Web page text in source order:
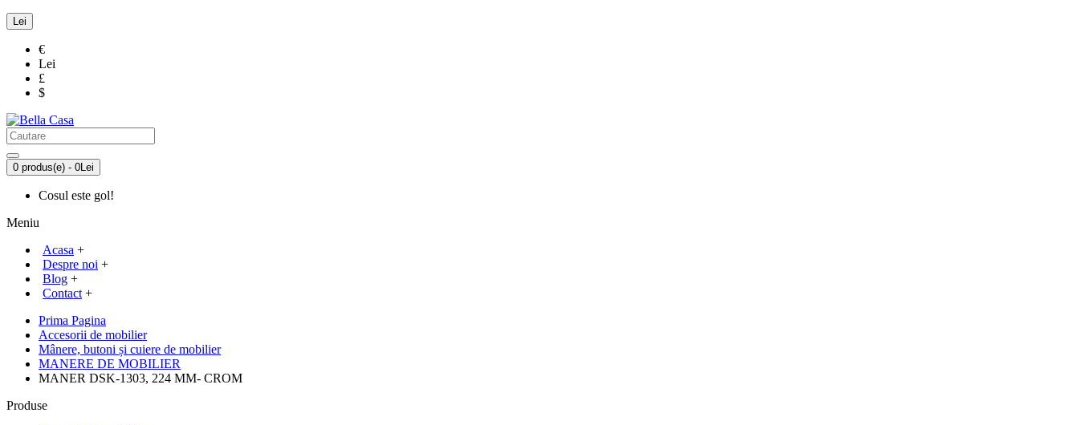
Lei
€
Lei
£
$
0 produs(e) - 0Lei
Cosul este gol!
Meniu
Acasa +
Despre noi +
Blog +
Contact +
Prima Pagina
Accesorii de mobilier
Mânere, butoni și cuiere de mobilier
MANERE DE MOBILIER
MANER DSK-1303, 224 MM- CROM
Produse